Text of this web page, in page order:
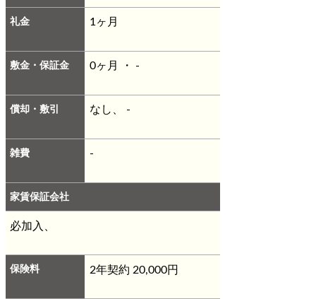
礼金 1ヶ月
敷金・保証金 0ヶ月 ・ -
償却・敷引 なし、 -
雑費 -
家賃保証会社
必加入、
保険料 2年契約 20,000円